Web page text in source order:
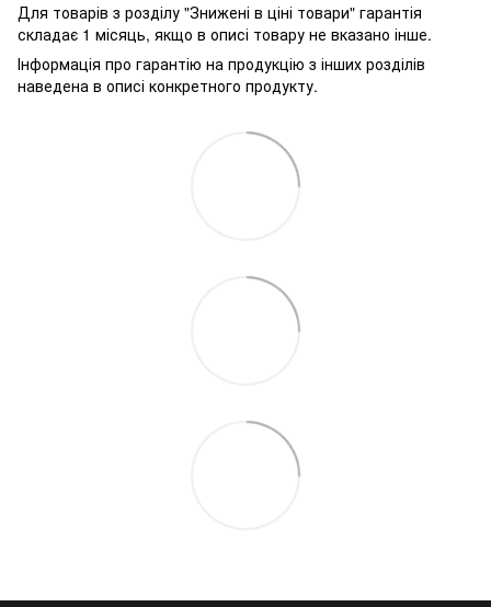
Для товарів з розділу "Знижені в ціні товари" гарантія
складає 1 місяць, якщо в описі товару не вказано інше.
Інформація про гарантію на продукцію з інших розділів
наведена в описі конкретного продукту.